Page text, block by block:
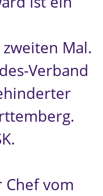
Mal.
Verband
vom